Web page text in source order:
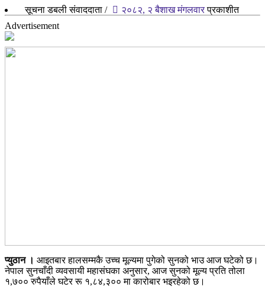
सूचना डबली संवाददाता / २०८२, २ बैशाख मंगलवारप्रकाशीत
Advertisement
प्युठान । आइतबार हालसम्मकै उच्च मूल्यमा पुगेको सुनको भाउ आज घटेको छ।
नेपाल सुनचाँदी व्यवसायी महासंघका अनुसार, आज सुनको मूल्य प्रति तोला
१,७०० रुपैयाँले घटेर रू १,८४,३०० मा कारोबार भइरहेको छ।